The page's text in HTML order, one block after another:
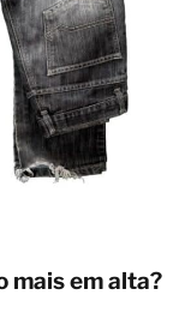
mais em alta?